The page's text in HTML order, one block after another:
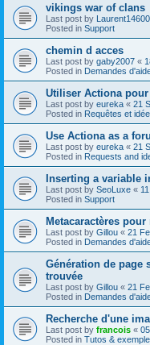
vikings war of clans
Last post by Laurent14600
Posted in Support
chemin d acces
Last post by gaby2007 «
Posted in Demandes
Utiliser Actiona
Last post by eureka « 21
Posted in Requêtes et
Use Actiona as a
Last post by eureka « 21
Posted in Requests and
Inserting a variable
Last post by SeoLuxe «
Posted in Support
Metacaractères
Last post by Gillou « 21
Posted in Demandes
Génération de page
trouvée
Last post by Gillou « 21
Posted in Demandes
Recherche d'une
Last post by francois «
Posted in Tutos &